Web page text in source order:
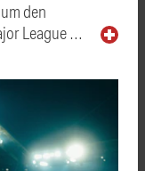
den
League …